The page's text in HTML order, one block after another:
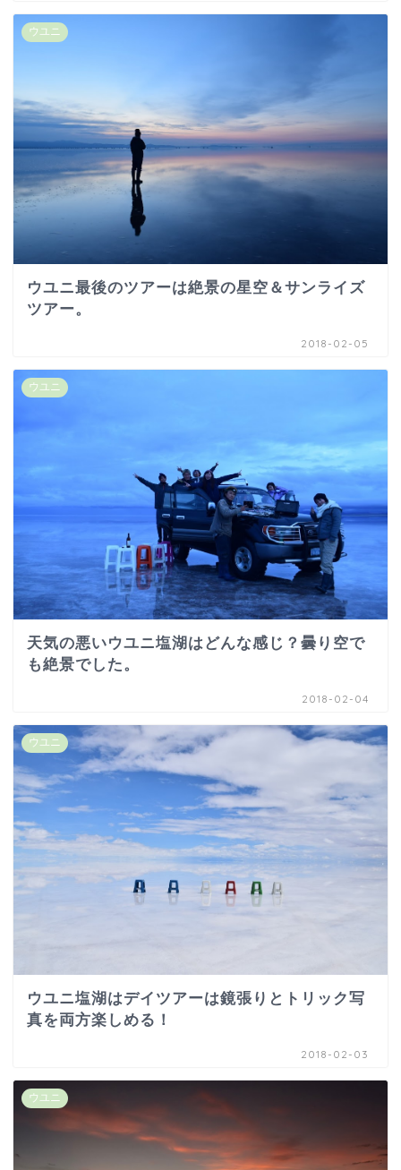
ウユニ
ウユニ最後のツアーは絶景の星空＆サンライズ
ツアー。
2018-02-05
ウユニ
天気の悪いウユニ塩湖はどんな感じ？曇り空で
も絶景でした。
2018-02-04
ウユニ
ウユニ塩湖はデイツアーは鏡張りとトリック写
真を両方楽しめる！
2018-02-03
ウユニ